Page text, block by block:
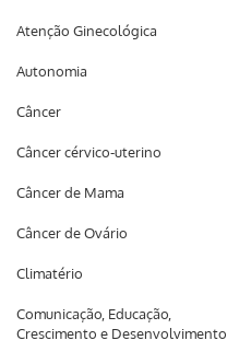
Atenção Ginecológica
Autonomia
Câncer
Câncer cérvico-uterino
Câncer de Mama
Câncer de Ovário
Climatério
Comunicação, Educação,
Crescimento e Desenvolvimento